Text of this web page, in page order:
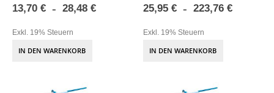
13,70 € 28,48 €
Exkl. 19% Steuern
IN DEN WARENKORB
25,95 € 223,76 €
Exkl. 19% Steuern
IN DEN WARENKORB